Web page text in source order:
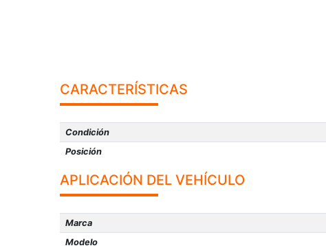
CARACTERÍSTICAS
Condición
Posición
APLICACIÓN DEL VEHÍCULO
Marca
Modelo